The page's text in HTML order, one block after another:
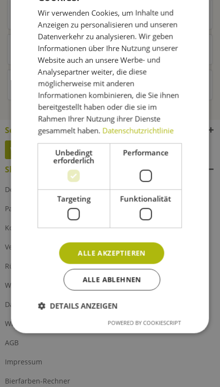
Ähnliche Artikel
Kunden kauften auch
Kunden haben sich ebenfalls angesehen
Service Hotline
Widerruf erklären
Shop Service
Defektes Produkt
Partnerprogramm
Kontakt
Versand und Zahlung
Rückgabe
Widerrufsrecht
Datenschutz
Widerrufsformular
AGB
Impressum
Bierfarben-Rechner
Wir verwenden Cookies, um Inhalte und
Anzeigen zu personalisieren und unseren
Datenverkehr zu analysieren. Wir geben
Informationen über Ihre Nutzung unserer
Website auch an unsere Werbe- und
Analysepartner weiter, die diese
möglicherweise mit anderen
Informationen kombinieren, die Sie ihnen
bereitgestellt haben oder die sie im
Rahmen Ihrer Nutzung ihrer Dienste
gesammelt haben. Datenschutzrichtlinie
Unbedingt
erforderlich
Performance
Targeting Funktionalität
ALLE AKZEPTIEREN
ALLE ABLEHNEN
DETAILS ANZEIGEN
POWERED BY COOKIESCRIPT